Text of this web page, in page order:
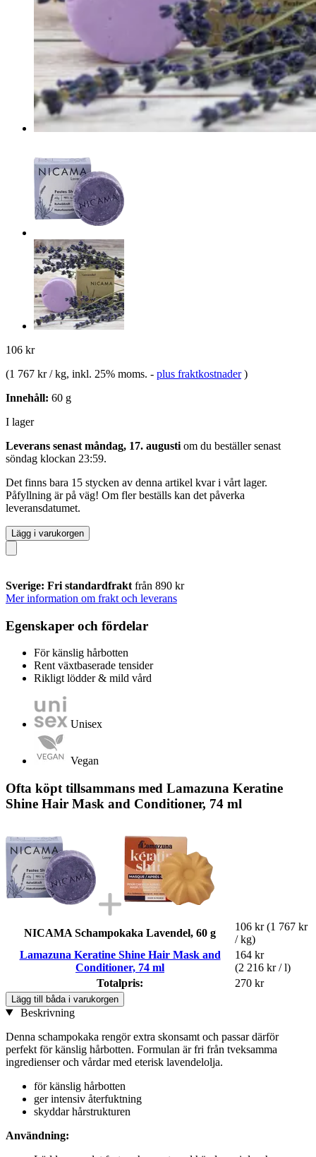
106 kr
(1 767 kr / kg, inkl. 25% moms. - plus fraktkostnader )
Innehåll: 60 g
I lager
Leverans senast måndag, 17. augusti om du beställer senast
söndag klockan 23:59.
Det finns bara 15 stycken av denna artikel kvar i vårt lager.
Påfyllning är på väg! Om fler beställs kan det påverka
leveransdatumet.
Lägg i varukorgen
Sverige: Fri standardfrakt från 890 kr
Mer information om frakt och leverans
Egenskaper och fördelar
För känslig hårbotten
Rent växtbaserade tensider
Rikligt lödder & mild vård
Unisex
Vegan
Ofta köpt tillsammans med Lamazuna Keratine
Shine Hair Mask and Conditioner, 74 ml
NICAMA Schampokaka Lavendel, 60 g
106 kr (1 767 kr
/ kg)
Lamazuna Keratine Shine Hair Mask and
Conditioner, 74 ml
164 kr
(2 216 kr / l)
Totalpris:
270 kr
Lägg till båda i varukorgen
Beskrivning
Denna schampokaka rengör extra skonsamt och passar därför
perfekt för känslig hårbotten. Formulan är fri från tveksamma
ingredienser och vårdar med eterisk lavendelolja.
för känslig hårbotten
ger intensiv återfuktning
skyddar hårstrukturen
Användning: